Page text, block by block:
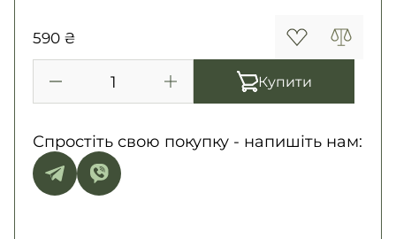
590 ₴
Купити
Спростіть свою покупку - напишіть нам: